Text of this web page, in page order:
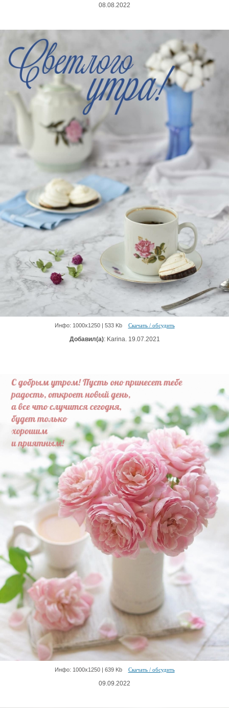
08.08.2022
Инфо: 1000х1250 | 533 Kb Скачать / обсудить
Добавил(а): Karina. 19.07.2021
Инфо: 1000х1250 | 639 Kb Скачать / обсудить
09.09.2022